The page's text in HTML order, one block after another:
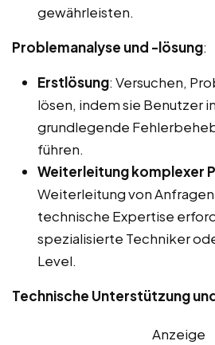
gewährleisten.
Problemanalyse und -lösung:
Erstlösung: Versuchen,
lösen, indem sie Benutzer
grundlegende
führen.
Weiterleitung komplexer
Weiterleitung von
technische Expertise
spezialisierte Techniker
Level.
Technische Unterstützung
Anzeige